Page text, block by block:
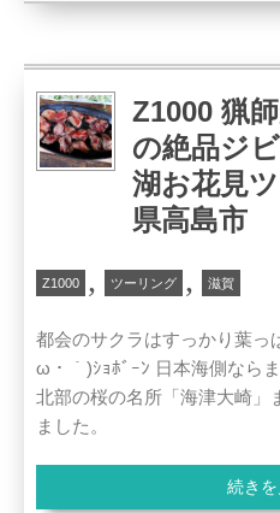
Z1000 猟
の絶品ジ
湖お花見
県高島市
Z1000 , ツーリング , 滋賀
都会のサクラはすっかり葉っ
ω・｀)ｼｮﾎﾞｰﾝ 日本海側なら
北部の桜の名所「海津大崎」
ました。
続きを